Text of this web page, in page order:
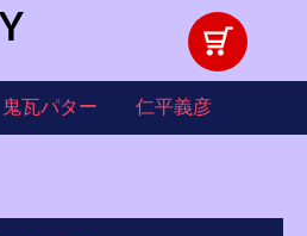
鬼瓦パター 仁平義彦